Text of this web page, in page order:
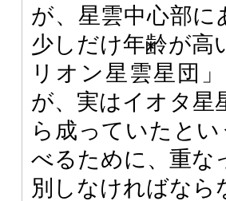
が、星雲中心部
少しだけ年齢が高
リオン星雲星団
が、実はイオタ星
ら成っていたと
べるために、重な
別しなければなら